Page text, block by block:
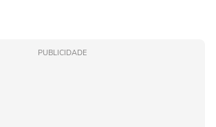
PUBLICIDADE